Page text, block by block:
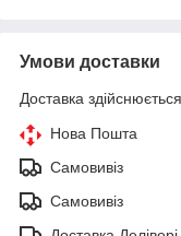
Умови доставки
Доставка
Нова Пошта
Самовивіз
Самовивіз